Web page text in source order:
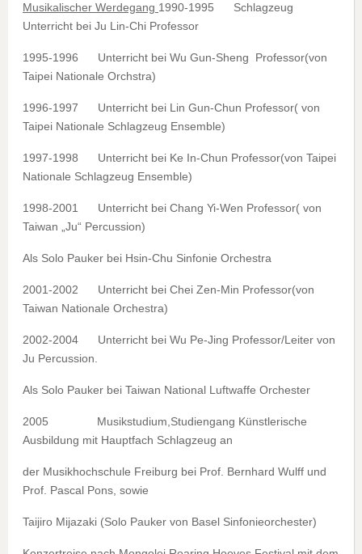
Musikalischer Werdegang 1990-1995 Schlagzeug
Unterricht bei Ju Lin-Chi Professor
1995-1996 Unterricht bei Wu Gun-Sheng Professor(von
Taipei Nationale Orchstra)
1996-1997 Unterricht bei Lin Gun-Chun Professor( von
Taipei Nationale Schlagzeug Ensemble)
1997-1998 Unterricht bei Ke In-Chun Professor(von Taipei
Nationale Schlagzeug Ensemble)
1998-2001 Unterricht bei Chang Yi-Wen Professor( von
Taiwan „Ju“ Percussion)
Als Solo Pauker bei Hsin-Chu Sinfonie Orchestra
2001-2002 Unterricht bei Chei Zen-Min Professor(von
Taiwan Nationale Orchestra)
2002-2004 Unterricht bei Wu Pe-Jing Professor/Leiter von
Ju Percussion.
Als Solo Pauker bei Taiwan National Luftwaffe Orchester
2005 Musikstudium,Studiengang Künstlerische
Ausbildung mit Hauptfach Schlagzeug an
der Musikhochschule Freiburg bei Prof. Bernhard Wulff und
Prof. Pascal Pons, sowie
Taijiro Mijazaki (Solo Pauker von Basel Sinfonieorchester)